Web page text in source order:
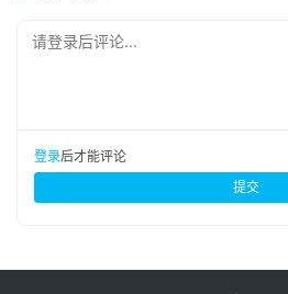
请登录后评论...
登录后才能评论
提交